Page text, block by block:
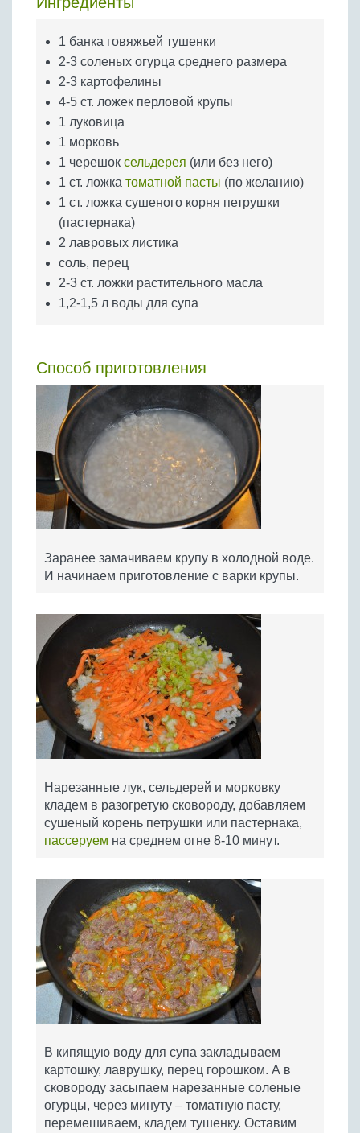
Бобовые
Крупы
1 банка говяжьей тушенки
2-3 соленых огурца среднего размера
2-3 картофелины
4-5 ст. ложек перловой крупы
1 луковица
1 морковь
1 черешок сельдерея (или без него)
1 ст. ложка томатной пасты (по желанию)
1 ст. ложка сушеного корня петрушки
(пастернака)
2 лавровых листика
соль, перец
2-3 ст. ложки растительного масла
1,2-1,5 л воды для супа
Способ приготовления
Заранее замачиваем крупу в холодной воде.
И начинаем приготовление с варки крупы.
Нарезанные лук, сельдерей и морковку
кладем в разогретую сковороду, добавляем
сушеный корень петрушки или пастернака,
пассеруем на среднем огне 8-10 минут.
В кипящую воду для супа закладываем
картошку, лаврушку, перец горошком. А в
сковороду засыпаем нарезанные соленые
огурцы, через минуту – томатную пасту,
перемешиваем, кладем тушенку. Оставим